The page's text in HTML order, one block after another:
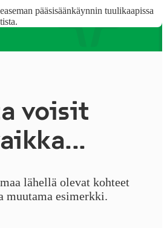
pääsisäänkäynnin tuulikaapissa
voisit
lähellä olevat kohteet
muutama esimerkki.